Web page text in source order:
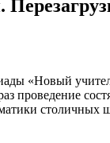
«Новый